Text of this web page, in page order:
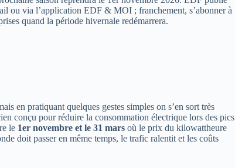
ou via l’application EDF & MOI ; franchement, s’abonner à
quand la période hivernale redémarrera.
en pratiquant quelques gestes simples on s’en sort très
conçu pour réduire la consommation électrique lors des pics
le 1er novembre et le 31 mars où le prix du kilowattheure
doit passer en même temps, le trafic ralentit et les coûts